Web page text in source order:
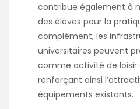
contribue également à
des élèves pour la
complément, les
universitaires peuvent
comme activité de
renforçant ainsi
équipements existants.